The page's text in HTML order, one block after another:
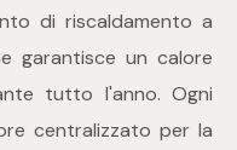
di riscaldamento a
garantisce un calore
tutto l'anno. Ogni
centralizzato per la